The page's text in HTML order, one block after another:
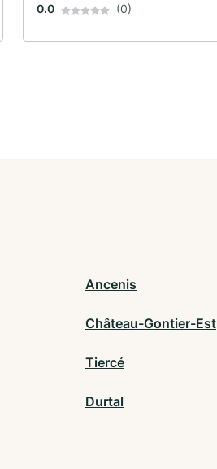
0.0 (0)
Ancenis
Château-Gontier-Est
Tiercé
Durtal